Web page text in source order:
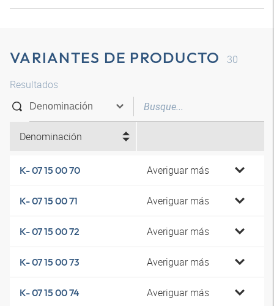
VARIANTES DE PRODUCTO
30
Resultados
Denominación
K- 07 15 00 70 Averiguar más
K- 07 15 00 71 Averiguar más
K- 07 15 00 72 Averiguar más
K- 07 15 00 73 Averiguar más
K- 07 15 00 74 Averiguar más